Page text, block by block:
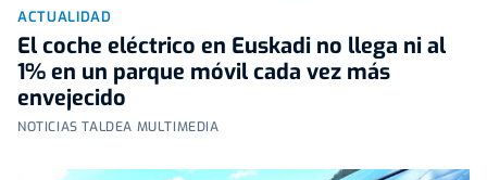
ACTUALIDAD
El coche eléctrico en Euskadi no llega ni al
1% en un parque móvil cada vez más
envejecido
NOTICIAS TALDEA MULTIMEDIA